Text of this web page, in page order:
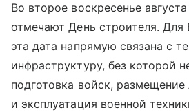
Во второе воскресенье
отмечают День строителя.
эта дата напрямую связана с
инфраструктуру, без которой
подготовка войск, размещение
и эксплуатация военной